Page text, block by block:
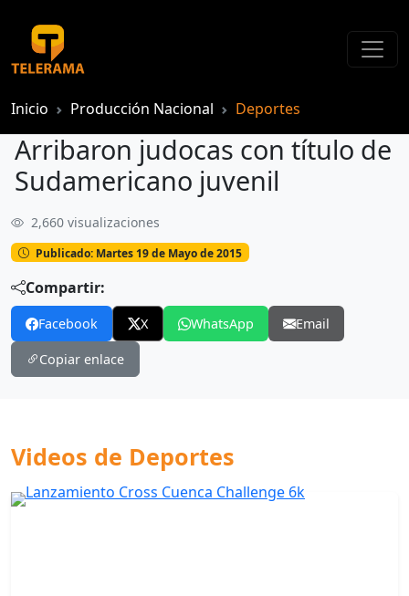
Inicio Producción Nacional Deportes
Arribaron judocas con título de
Sudamericano juvenil
2,660 visualizaciones
Publicado: Martes 19 de Mayo de 2015
Compartir:
Facebook X WhatsApp Email
Copiar enlace
Videos de Deportes